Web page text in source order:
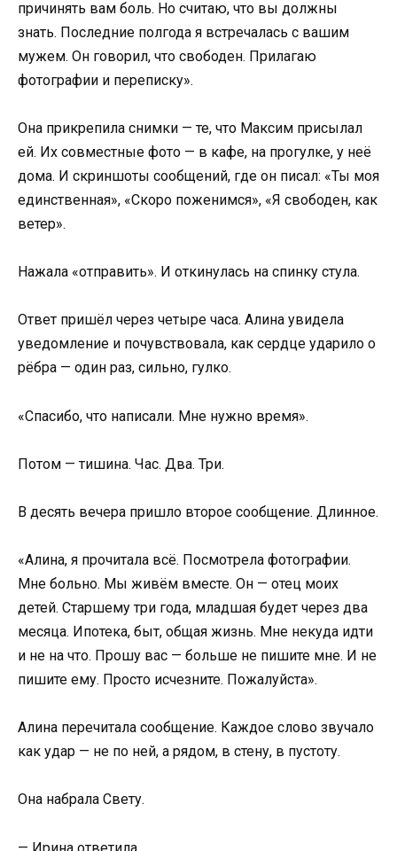
причинять вам боль. Но считаю, что вы должны
знать. Последние полгода я встречалась с вашим
мужем. Он говорил, что свободен. Прилагаю
фотографии и переписку».
Она прикрепила снимки — те, что Максим присылал
ей. Их совместные фото — в кафе, на прогулке, у неё
дома. И скриншоты сообщений, где он писал: «Ты моя
единственная», «Скоро поженимся», «Я свободен, как
ветер».
Нажала «отправить». И откинулась на спинку стула.
Ответ пришёл через четыре часа. Алина увидела
уведомление и почувствовала, как сердце ударило о
рёбра — один раз, сильно, гулко.
«Спасибо, что написали. Мне нужно время».
Потом — тишина. Час. Два. Три.
В десять вечера пришло второе сообщение. Длинное.
«Алина, я прочитала всё. Посмотрела фотографии.
Мне больно. Мы живём вместе. Он — отец моих
детей. Старшему три года, младшая будет через два
месяца. Ипотека, быт, общая жизнь. Мне некуда идти
и не на что. Прошу вас — больше не пишите мне. И не
пишите ему. Просто исчезните. Пожалуйста».
Алина перечитала сообщение. Каждое слово звучало
как удар — не по ней, а рядом, в стену, в пустоту.
Она набрала Свету.
— Ирина ответила.